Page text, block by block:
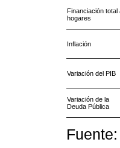
Financiación total
hogares
Inflación
Variación del PIB
Variación de la
Deuda Pública